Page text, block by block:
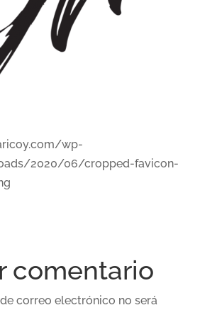
wp-
2020/06/cropped-favicon-
comentario
correo electrónico no será